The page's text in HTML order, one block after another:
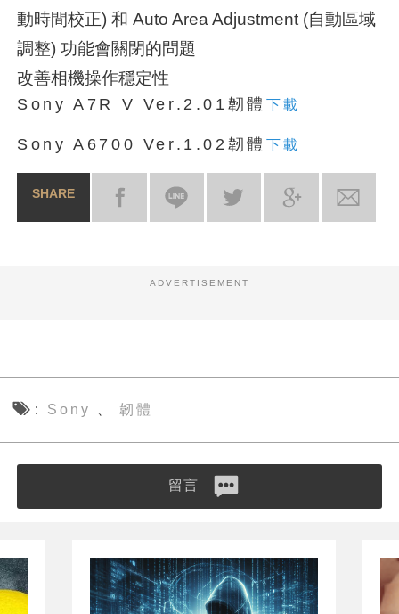
動時間校正) 和 Auto Area Adjustment (自動區域
調整) 功能會關閉的問題
改善相機操作穩定性
Sony A7R V Ver.2.01韌體 下載
Sony A6700 Ver.1.02韌體 下載
SHARE
ADVERTISEMENT
Sony 韌體
留言